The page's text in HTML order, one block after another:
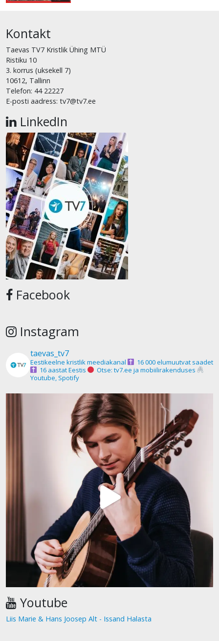
Kontakt
Taevas TV7 Kristlik Ühing MTÜ
Ristiku 10
3. korrus (uksekell 7)
10612, Tallinn
Telefon: 44 22227
E-posti aadress: tv7@tv7.ee
LinkedIn
Facebook
Instagram
taevas_tv7
Eestikeelne kristlik meediakanal
16 000 elumuutvat saadet
16 aastat Eestis
Otse: tv7.ee ja mobiilirakenduses
Youtube, Spotify
Youtube
Liis Marie & Hans Joosep Alt - Issand Halasta